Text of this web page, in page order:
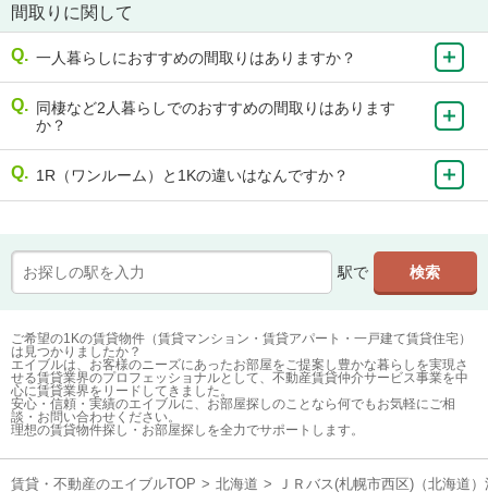
間取りに関して
一人暮らしにおすすめの間取りはありますか？
同棲など2人暮らしでのおすすめの間取りはあります
か？
1R（ワンルーム）と1Kの違いはなんですか？
駅で
ご希望の1Kの賃貸物件（賃貸マンション・賃貸アパート・一戸建て賃貸住宅）
は見つかりましたか？
エイブルは、お客様のニーズにあったお部屋をご提案し豊かな暮らしを実現さ
せる賃貸業界のプロフェッショナルとして、不動産賃貸仲介サービス事業を中
心に賃貸業界をリードしてきました。
安心・信頼・実績のエイブルに、お部屋探しのことなら何でもお気軽にご相
談・お問い合わせください。
理想の賃貸物件探し・お部屋探しを全力でサポートします。
賃貸・不動産のエイブルTOP > 北海道 > ＪＲバス(札幌市西区)（北海道